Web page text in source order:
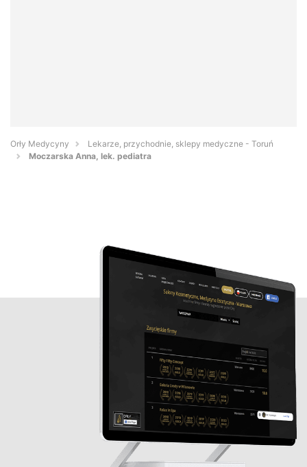
Orły Medycyny
Lekarze, przychodnie, sklepy medyczne - Toruń
Moczarska Anna, lek. pediatra